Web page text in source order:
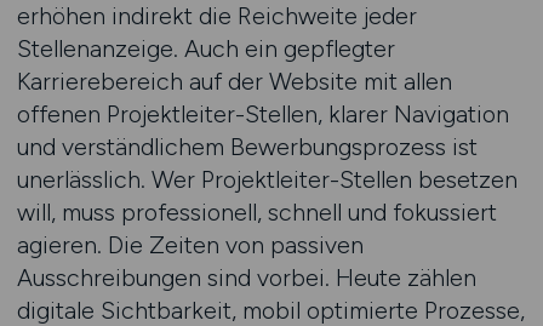
erhöhen indirekt die Reichweite jeder
Stellenanzeige. Auch ein gepflegter
Karrierebereich auf der Website mit allen
offenen Projektleiter-Stellen, klarer Navigation
und verständlichem Bewerbungsprozess ist
unerlässlich. Wer Projektleiter-Stellen besetzen
will, muss professionell, schnell und fokussiert
agieren. Die Zeiten von passiven
Ausschreibungen sind vorbei. Heute zählen
digitale Sichtbarkeit, mobil optimierte Prozesse,